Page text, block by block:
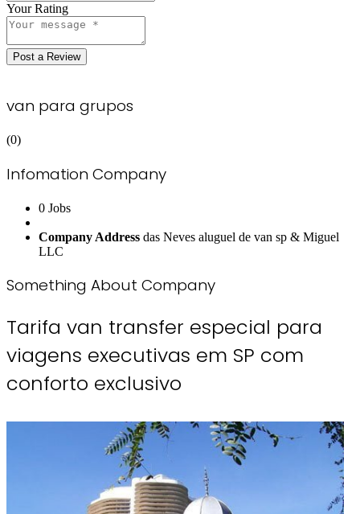
Your Rating
Post a Review
van para grupos
(0)
Infomation Company
0 Jobs
Company Address das Neves aluguel de van sp & Miguel
LLC
Something About Company
Tarifa van transfer especial para
viagens executivas em SP com
conforto exclusivo